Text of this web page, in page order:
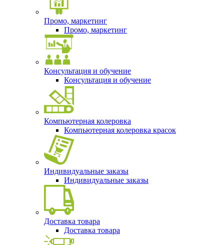
Промо, маркетинг
Промо, маркетинг
Консультация и обучение
Консультация и обучение
Компьютерная колеровка
Компьютерная колеровка красок
Индивидуальные заказы
Индивидуальные заказы
Доставка товара
Доставка товара